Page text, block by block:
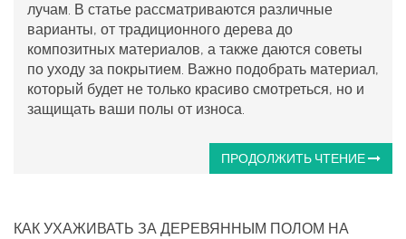
лучам. В статье рассматриваются различные
варианты, от традиционного дерева до
композитных материалов, а также даются советы
по уходу за покрытием. Важно подобрать материал,
который будет не только красиво смотреться, но и
защищать ваши полы от износа.
ПРОДОЛЖИТЬ ЧТЕНИЕ
КАК УХАЖИВАТЬ ЗА ДЕРЕВЯННЫМ ПОЛОМ НА